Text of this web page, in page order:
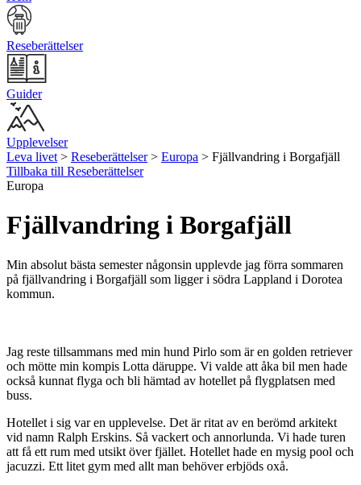
Reseberättelser
Guider
Upplevelser
Leva livet > Reseberättelser> Europa > Fjällvandring i Borgafjäll
Tillbaka till Reseberättelser
Europa
Fjällvandring i Borgafjäll
Min absolut bästa semester någonsin upplevde jag förra sommaren
på fjällvandring i Borgafjäll som ligger i södra Lappland i Dorotea
kommun.
Jag reste tillsammans med min hund Pirlo som är en golden retriever
och mötte min kompis Lotta däruppe. Vi valde att åka bil men hade
också kunnat flyga och bli hämtad av hotellet på flygplatsen med
buss.
Hotellet i sig var en upplevelse. Det är ritat av en berömd arkitekt
vid namn Ralph Erskins. Så vackert och annorlunda. Vi hade turen
att få ett rum med utsikt över fjället. Hotellet hade en mysig pool och
jacuzzi. Ett litet gym med allt man behöver erbjöds oxå.